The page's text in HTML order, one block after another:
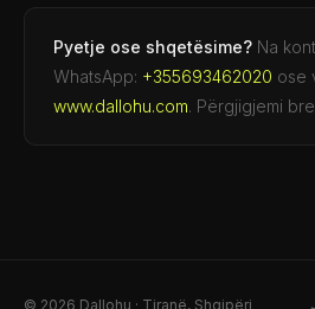
Pyetje ose shqetësime? Na
WhatsApp: +355693462020 ose
www.dallohu.com. Përgjigjemi
© 2026 Dallohu · Tiranë, Shqipëri